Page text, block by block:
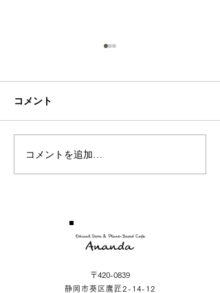
コメント
コメントを追加…
〒420-0839
静岡市葵区鷹匠2-14-12